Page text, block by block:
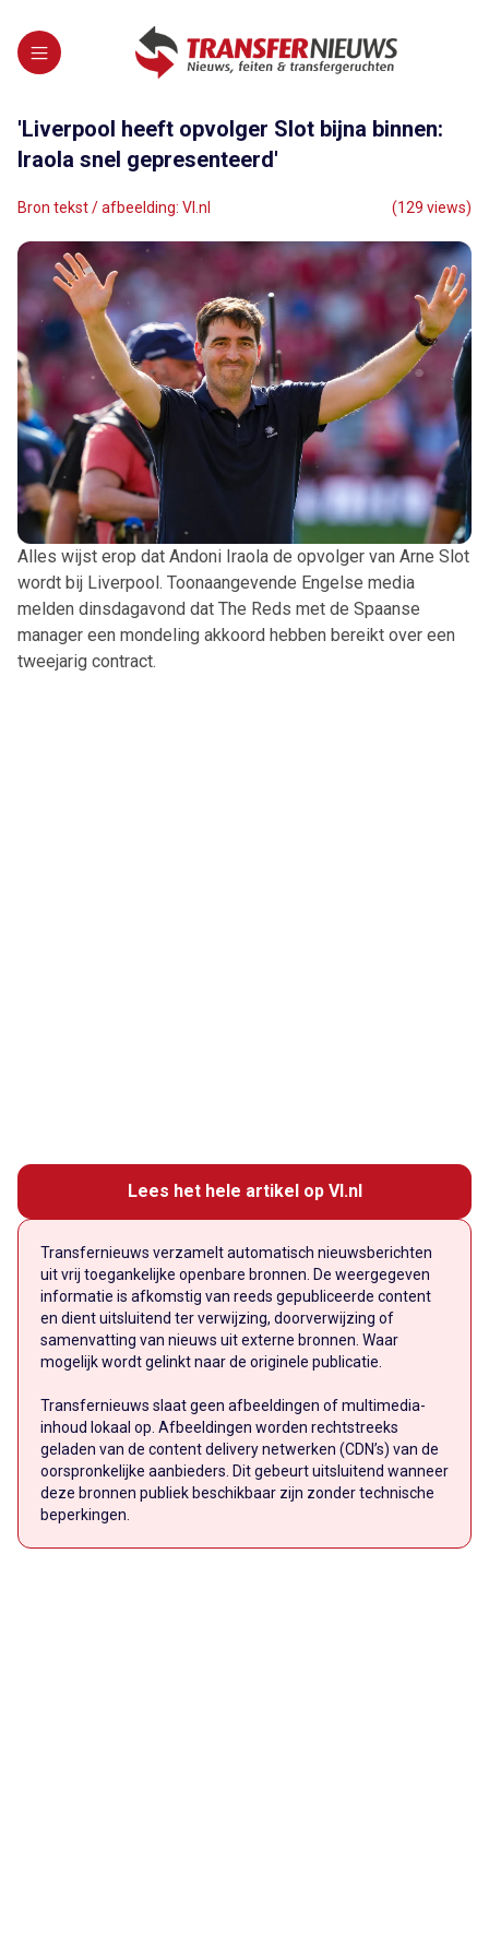
'Liverpool heeft opvolger Slot bijna binnen:
Iraola snel gepresenteerd'
Bron tekst / afbeelding: VI.nl (129 views)
Alles wijst erop dat Andoni Iraola de opvolger van Arne Slot
wordt bij Liverpool. Toonaangevende Engelse media
melden dinsdagavond dat The Reds met de Spaanse
manager een mondeling akkoord hebben bereikt over een
tweejarig contract.
Lees het hele artikel op VI.nl
Transfernieuws verzamelt automatisch nieuwsberichten
uit vrij toegankelijke openbare bronnen. De weergegeven
informatie is afkomstig van reeds gepubliceerde content
en dient uitsluitend ter verwijzing, doorverwijzing of
samenvatting van nieuws uit externe bronnen. Waar
mogelijk wordt gelinkt naar de originele publicatie.
Transfernieuws slaat geen afbeeldingen of multimedia-
inhoud lokaal op. Afbeeldingen worden rechtstreeks
geladen van de content delivery netwerken (CDN’s) van de
oorspronkelijke aanbieders. Dit gebeurt uitsluitend wanneer
deze bronnen publiek beschikbaar zijn zonder technische
beperkingen.